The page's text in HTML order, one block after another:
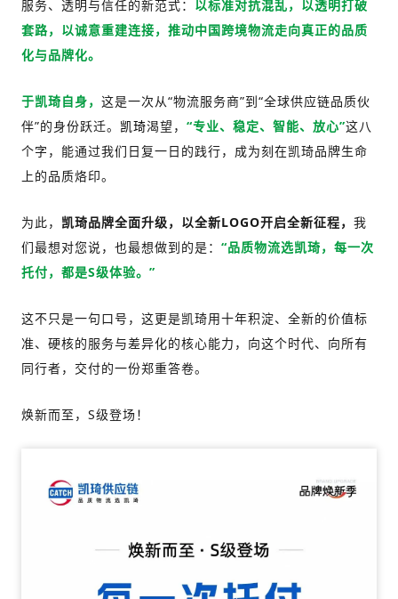
服务、透明与信任的新范式： 以标准对抗混乱，以透明打破
套路，以诚意重建连接，推动中国跨境物流走向真正的品质
化与品牌化。
于凯琦自身， 这是一次从“物流服务商”到“全球供应链品质伙
伴”的身份跃迁。
凯琦渴望， “专业、稳定、智能、放心”这八
个字，能通过我们日复一日的践行，成为刻在凯琦品牌生命
上的品质烙印。
为此， 凯琦品牌全面升级，以全新LOGO开启全新征程， 我
们最想对您说，也最想做到的是： “品质物流选凯琦，每一次
托付，都是S级体验。”
这不只是一句口号，这更是凯琦用十年积淀、全新的价值标
准、硬核的服务与差异化的核心能力，向这个时代、向所有
同行者，交付的一份郑重答卷。
焕新而至，S级登场！